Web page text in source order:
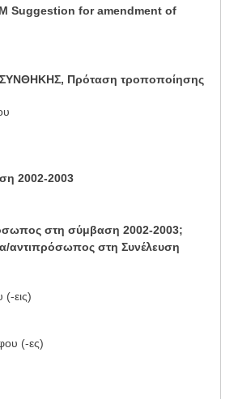
Suggestion for amendment of
Πρόταση τροποποίησης
2002-2003
στη σύμβαση 2002-2003;
αντιπρόσωπος στη Συνέλευση
(-εις)
(-ες)